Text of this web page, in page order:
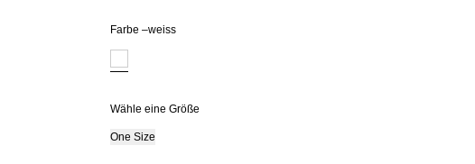
Farbe –weiss
Wähle eine Größe
One Size